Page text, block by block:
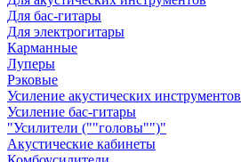
Для бас-гитары
Для электрогитары
Карманные
Луперы
Рэковые
Усиление акустических инструментов
Усиление бас-гитары
"Усилители (""головы"")"
Акустические кабинеты